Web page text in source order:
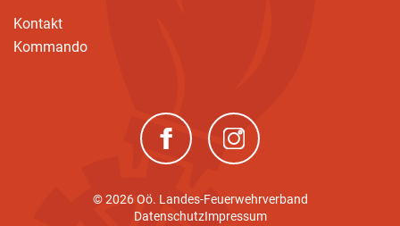
Kontakt
Kommando
(neues Fenster)(neues Fenster)
© 2026 Oö. Landes-Feuerwehrverband
DatenschutzImpressum